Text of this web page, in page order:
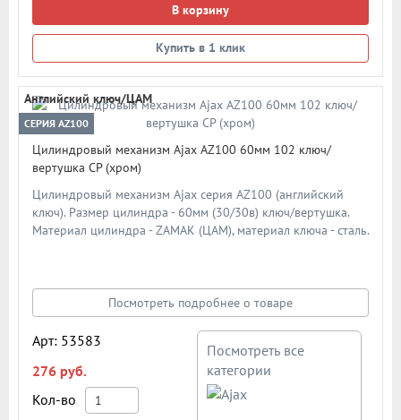
В корзину
Купить в 1 клик
Английский ключ/ЦАМ
СЕРИЯ AZ100
Цилиндровый механизм Ajax AZ100 60мм 102 ключ/
вертушка CP (хром)
Цилиндровый механизм Ajax серия AZ100 (английский
ключ). Размер цилиндра - 60мм (30/30в) ключ/вертушка.
Материал цилиндра - ZAMAK (ЦАМ), материал ключа - сталь.
Посмотреть подробнее о товаре
Арт: 53583
276 руб.
Кол-во
Посмотреть все
категории